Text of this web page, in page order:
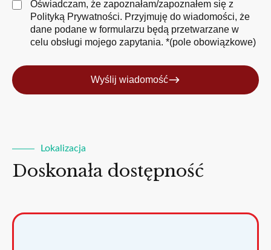
Oświadczam, że zapoznałam/zapoznałem się z
Polityką Prywatności. Przyjmuję do wiadomości, że
dane podane w formularzu będą przetwarzane w
celu obsługi mojego zapytania. *(pole obowiązkowe)
Wyślij wiadomość
Lokalizacja
Doskonała dostępność